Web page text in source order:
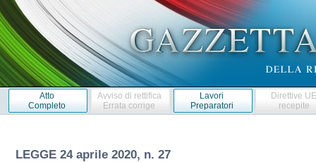
Atto
Completo
Avviso di rettifica
Errata corrige
Lavori
Preparatori
Direttive
recepite
LEGGE 24 aprile 2020, n. 27